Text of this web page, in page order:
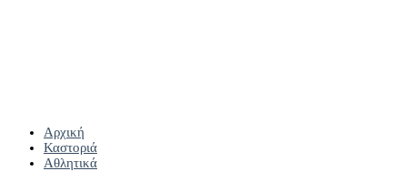
Αρχική
Καστοριά
Αθλητικά